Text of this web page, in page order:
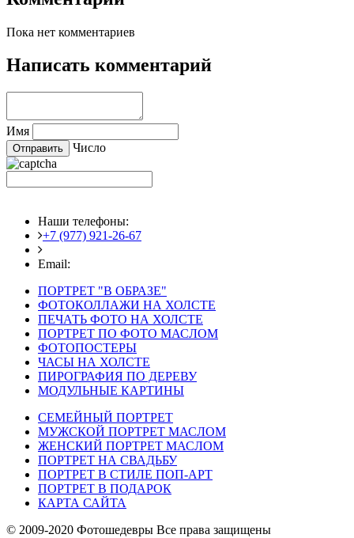
Пока нет комментариев
Написать комментарий
Имя
Число
Наши телефоны:
+7 (977) 921-26-67
Email:
ПОРТРЕТ "В ОБРАЗЕ"
ФОТОКОЛЛАЖИ НА ХОЛСТЕ
ПЕЧАТЬ ФОТО НА ХОЛСТЕ
ПОРТРЕТ ПО ФОТО МАСЛОМ
ФОТОПОСТЕРЫ
ЧАСЫ НА ХОЛСТЕ
ПИРОГРАФИЯ ПО ДЕРЕВУ
МОДУЛЬНЫЕ КАРТИНЫ
СЕМЕЙНЫЙ ПОРТРЕТ
МУЖСКОЙ ПОРТРЕТ МАСЛОМ
ЖЕНСКИЙ ПОРТРЕТ МАСЛОМ
ПОРТРЕТ НА СВАДЬБУ
ПОРТРЕТ В СТИЛЕ ПОП-АРТ
ПОРТРЕТ В ПОДАРОК
КАРТА САЙТА
© 2009-2020 Фотошедевры Все права защищены